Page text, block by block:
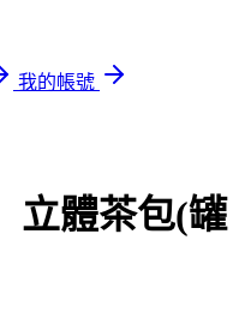
我的帳號
立體茶包(罐